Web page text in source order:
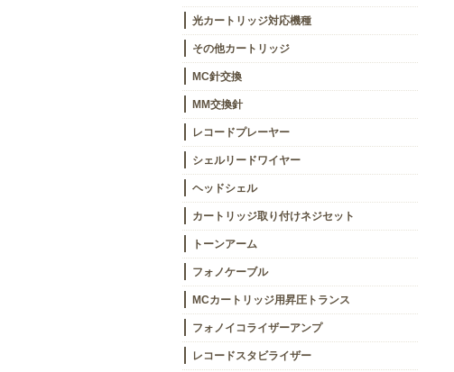
光カートリッジ対応機種
その他カートリッジ
MC針交換
MM交換針
レコードプレーヤー
シェルリードワイヤー
ヘッドシェル
カートリッジ取り付けネジセット
トーンアーム
フォノケーブル
MCカートリッジ用昇圧トランス
フォノイコライザーアンプ
レコードスタビライザー